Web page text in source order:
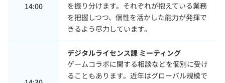
14:00
を振り分けます。それぞれが抱えている業務
を把握しつつ、個性を活かした能力が発揮で
きるよう尽力しています。
デジタルライセンス課 ミーティング
ゲームコラボに関する相談などを個別に受け
ることもあります。近年はグローバル規模で